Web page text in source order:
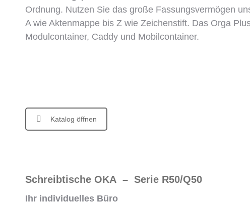
Ordnung. Nutzen Sie das große Fassungsvermögen
A wie Aktenmappe bis Z wie Zeichenstift. Das Orga
Modulcontainer, Caddy und Mobilcontainer.
Katalog öffnen
Schreibtische OKA – Serie R50/Q50
Ihr individuelles Büro